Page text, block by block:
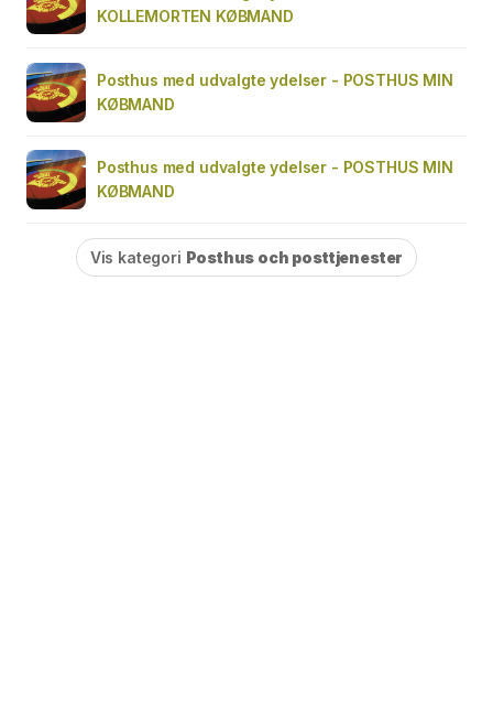
KOLLEMORTEN KØBMAND
Posthus med udvalgte ydelser - POSTHUS MIN
KØBMAND
Posthus med udvalgte ydelser - POSTHUS MIN
KØBMAND
Vis kategori Posthus och posttjenester